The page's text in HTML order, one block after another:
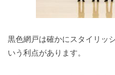
黒色網戸は確かにスタイリッ
いう利点があります。